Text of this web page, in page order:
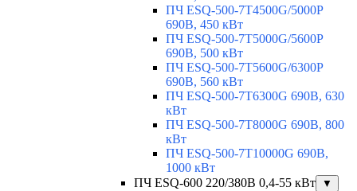
ПЧ ESQ-500-7T4500G/5000P
690В, 450 кВт
ПЧ ESQ-500-7T5000G/5600P
690В, 500 кВт
ПЧ ESQ-500-7T5600G/6300P
690В, 560 кВт
ПЧ ESQ-500-7T6300G 690В, 630
кВт
ПЧ ESQ-500-7T8000G 690В, 800
кВт
ПЧ ESQ-500-7T10000G 690В,
1000 кВт
ПЧ ESQ-600 220/380В 0,4-55 кВт
▼